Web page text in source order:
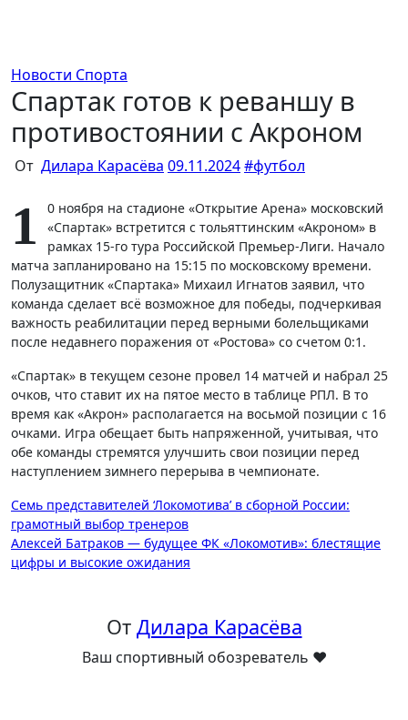
Новости Спорта
Спартак готов к реваншу в
противостоянии с Акроном
От Дилара Карасёва 09.11.2024#футбол
1
0 ноября на стадионе «Открытие Арена» московский
«Спартак» встретится с тольяттинским «Акроном» в
рамках 15-го тура Российской Премьер-Лиги. Начало
матча запланировано на 15:15 по московскому времени.
Полузащитник «Спартака» Михаил Игнатов заявил, что
команда сделает всё возможное для победы, подчеркивая
важность реабилитации перед верными болельщиками
после недавнего поражения от «Ростова» со счетом 0:1.
«Спартак» в текущем сезоне провел 14 матчей и набрал 25
очков, что ставит их на пятое место в таблице РПЛ. В то
время как «Акрон» располагается на восьмой позиции с 16
очками. Игра обещает быть напряженной, учитывая, что
обе команды стремятся улучшить свои позиции перед
наступлением зимнего перерыва в чемпионате.
Навигация
по
записям
Семь представителей ‘Локомотива’ в сборной России:
грамотный выбор тренеров
Алексей Батраков — будущее ФК «Локомотив»: блестящие
цифры и высокие ожидания
От Дилара Карасёва
Ваш спортивный обозреватель ❤️